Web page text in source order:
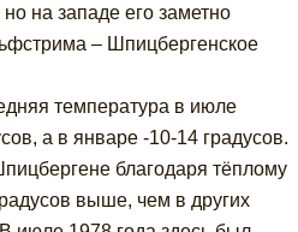
на западе его заметно
– Шпицбергенское
температура в июле
а в январе -10-14 градусов.
благодаря тёплому
выше, чем в других